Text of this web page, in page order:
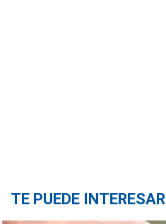
TE PUEDE INTERESAR